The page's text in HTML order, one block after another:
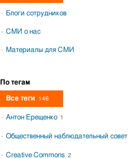
Блоги сотрудников
СМИ о нас
Материалы для СМИ
По тегам
Все теги 146
Антон Ерещенко 1
Общественный наблюдательный совет
Creative Commons 2